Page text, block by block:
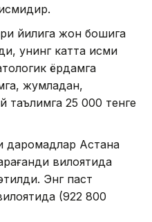
йилига жон бошига
унинг катта қисми
ёрдамга
жумладан,
таълимга 25 000 тенге
даромадлар Астана
вилоятида
Энг паст
(922 800